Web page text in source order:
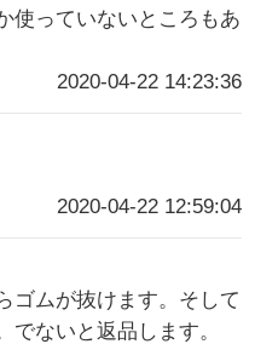
使っていないところもあ
2020-04-22 14:23:36
2020-04-22 12:59:04
ゴムが抜けます。そして
ないと返品します。